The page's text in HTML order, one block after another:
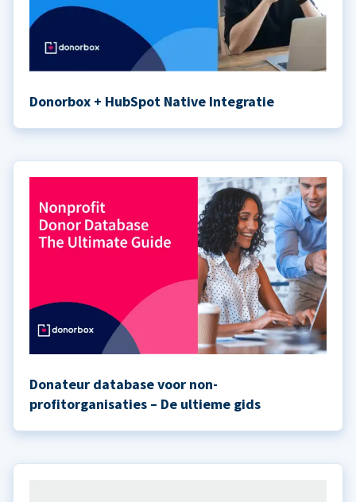
Donorbox + HubSpot Native Integratie
Donateur database voor non-
profitorganisaties – De ultieme gids